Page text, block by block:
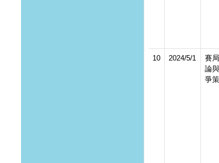
10 2024/5/1
賽
論
爭